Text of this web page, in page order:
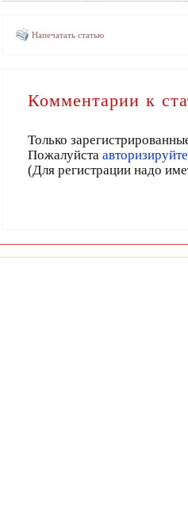
Напечатать статью
Комментарии к
Только
Пожалуйста
(Для регистрации надо